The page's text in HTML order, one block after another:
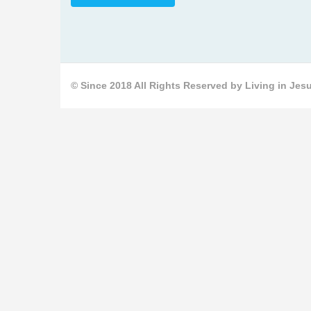
© Since 2018 All Rights Reserved by Living in